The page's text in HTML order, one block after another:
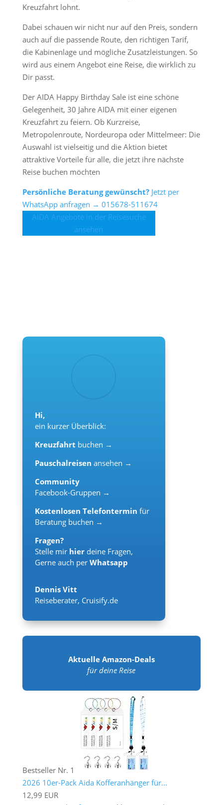
Kreuzfahrt lohnt.
Dabei schauen wir nicht nur auf den Preis, sondern
auch auf die passende Route, den richtigen Tarif,
die Kabinenlage und mögliche Zusatzleistungen. So
wird aus einem Angebot eine Reise, die wirklich zu
Dir passt.
Der AIDA Happy Birthday Sale ist eine schöne
Gelegenheit, 30 Jahre AIDA mit einer eigenen
Kreuzfahrt zu feiern. Ob Kurzreise,
Metropolenroute, Nordeuropa oder Mittelmeer: Die
Auswahl ist vielseitig und die Aktion bietet
attraktive Vorteile für alle, die jetzt ihre nächste
Reise buchen möchten
Persönliche Beratung gewünscht?Jetzt per
WhatsApp anfragen → 015678-511674
AIDA Angebote in der Reisesuche
ansehen
Hi,
ein kurzer Überblick:
Kreuzfahrt buchen →
Pauschalreisen ansehen →
Community
Facebook-Gruppen →
Kostenlosen Telefontermin für
Beratung buchen →
Fragen?
Stelle mir hier deine Fragen,
Gerne auch per Whatsapp
Dennis Vitt
Reiseberater, Cruisify.de
Aktuelle Amazon-Deals
für deine Reise
Bestseller Nr. 1
2026 10er-Pack Aida Kofferanhänger für...
12,99 EUR